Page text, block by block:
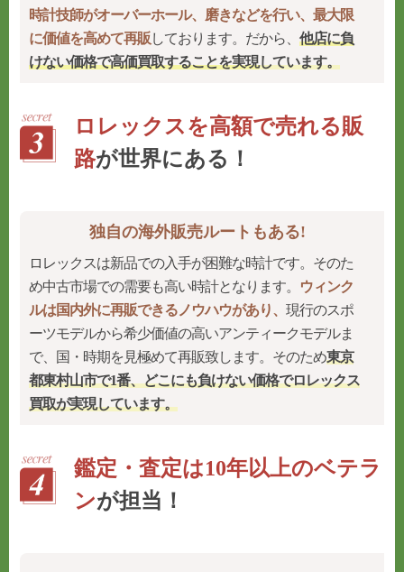
時計技師がオーバーホール、磨きなどを行い、最大限
に価値を高めて再販しております。だから、他店に負
けない価格で高価買取することを実現しています。
ロレックスを高額で売れる販
路が世界にある！
独自の海外販売ルートもある!
ロレックスは新品での入手が困難な時計です。そのた
め中古市場での需要も高い時計となります。 ウィンク
ルは国内外に再販できるノウハウがあり、現行のスポ
ーツモデルから希少価値の高いアンティークモデルま
で、国・時期を見極めて再販致します。そのため東京
都東村山市で1番、どこにも負けない価格でロレックス
買取が実現しています。
鑑定・査定は10年以上のベテラ
ンが担当！